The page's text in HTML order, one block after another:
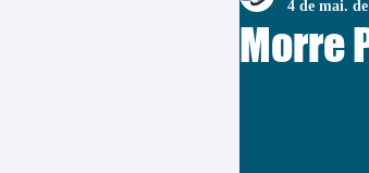
Morre
4 de mai.